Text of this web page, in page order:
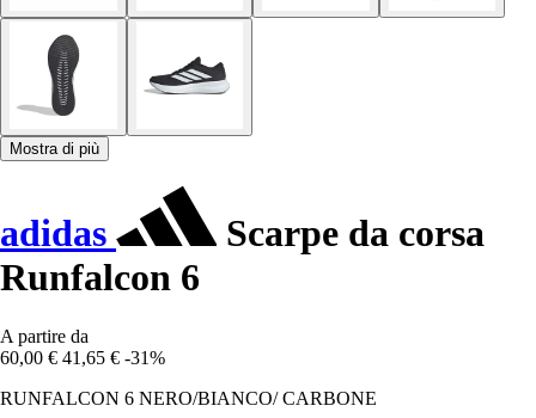
Mostra di più
adidas
Scarpe da corsa
Runfalcon 6
A partire da
60,00 € 41,65 € -31%
RUNFALCON 6 NERO/BIANCO/ CARBONE